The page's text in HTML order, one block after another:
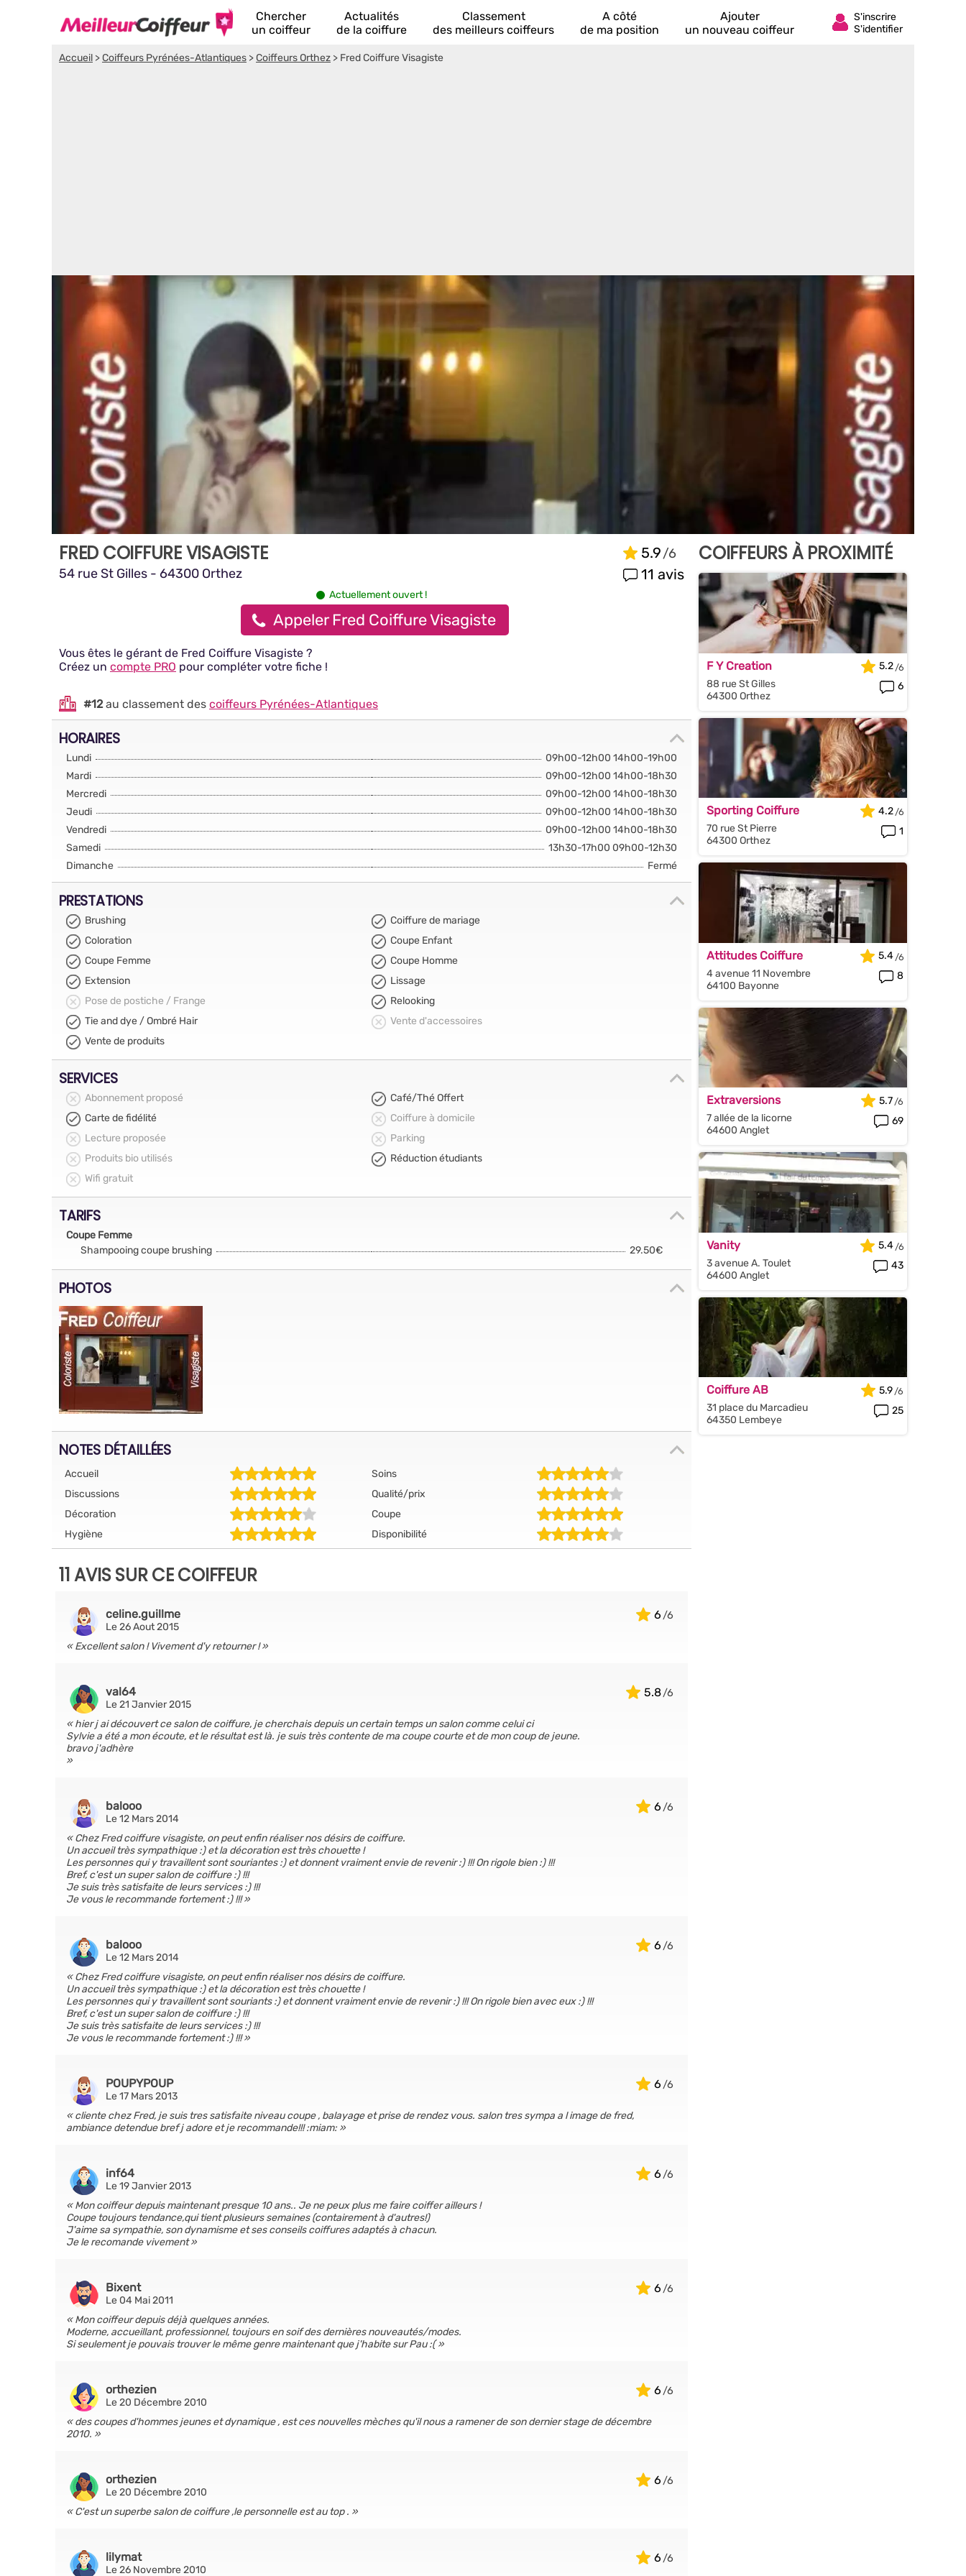
Chercher
un coiffeur
Actualités
de la coiffure
Classement
des meilleurs coiffeurs
A côté
de ma position
Ajouter
un nouveau coiffeur
Accueil >Coiffeurs Pyrénées-Atlantiques >Coiffeurs Orthez > Fred Coiffure Visagiste
FRED COIFFURE VISAGISTE
54 rue St Gilles - 64300 Orthez
5.9
11 avis
Actuellement ouvert !
Appeler Fred Coiffure Visagiste
Vous êtes le gérant de Fred Coiffure Visagiste ?
Créez un compte PRO pour compléter votre fiche !
#12au classement des coiffeurs Pyrénées-Atlantiques
HORAIRES
Lundi
09h00-12h00 14h00-19h00
Mardi
09h00-12h00 14h00-18h30
Mercredi
09h00-12h00 14h00-18h30
Jeudi
09h00-12h00 14h00-18h30
Vendredi
09h00-12h00 14h00-18h30
Samedi
13h30-17h00 09h00-12h30
Dimanche
Fermé
PRESTATIONS
Brushing
Coiffure de mariage
Coloration
Coupe Enfant
Coupe Femme
Coupe Homme
Extension
Lissage
Pose de postiche / Frange
Relooking
Tie and dye / Ombré Hair
Vente d'accessoires
Vente de produits
SERVICES
Abonnement proposé
Café/Thé Offert
Carte de fidélité
Coiffure à domicile
Lecture proposée
Parking
Produits bio utilisés
Réduction étudiants
Wifi gratuit
TARIFS
Coupe Femme
Shampooing coupe brushing
29.50€
PHOTOS
NOTES DÉTAILLÉES
Accueil
Soins
Discussions
Qualité/prix
Décoration
Coupe
Hygiène
Disponibilité
11 AVIS SUR CE COIFFEUR
6
celine.guillme
Le 26 Aout 2015
Excellent salon ! Vivement d'y retourner !
5.8
val64
Le 21 Janvier 2015
hier j ai découvert ce salon de coiffure, je cherchais depuis un certain temps un salon comme celui ci
Sylvie a été a mon écoute, et le résultat est là. je suis très contente de ma coupe courte et de mon coup de jeune.
bravo j'adhère
6
balooo
Le 12 Mars 2014
Chez Fred coiffure visagiste, on peut enfin réaliser nos désirs de coiffure.
Un accueil très sympathique :) et la décoration est très chouette !
Les personnes qui y travaillent sont souriantes :) et donnent vraiment envie de revenir :) !!! On rigole bien :) !!!
Bref, c'est un super salon de coiffure :) !!!
Je suis très satisfaite de leurs services :) !!!
Je vous le recommande fortement :) !!!
6
balooo
Le 12 Mars 2014
Chez Fred coiffure visagiste, on peut enfin réaliser nos désirs de coiffure.
Un accueil très sympathique :) et la décoration est très chouette !
Les personnes qui y travaillent sont souriants :) et donnent vraiment envie de revenir :) !!! On rigole bien avec eux :) !!!
Bref, c'est un super salon de coiffure :) !!!
Je suis très satisfaite de leurs services :) !!!
Je vous le recommande fortement :) !!!
6
POUPYPOUP
Le 17 Mars 2013
cliente chez Fred, je suis tres satisfaite niveau coupe , balayage et prise de rendez vous. salon tres sympa a l image de fred,
ambiance detendue bref j adore et je recommande!!! :miam:
6
inf64
Le 19 Janvier 2013
Mon coiffeur depuis maintenant presque 10 ans.. Je ne peux plus me faire coiffer ailleurs !
Coupe toujours tendance,qui tient plusieurs semaines (contairement à d'autres!)
J'aime sa sympathie, son dynamisme et ses conseils coiffures adaptés à chacun.
Je le recomande vivement
6
Bixent
Le 04 Mai 2011
Mon coiffeur depuis déjà quelques années.
Moderne, accueillant, professionnel, toujours en soif des dernières nouveautés/modes.
Si seulement je pouvais trouver le même genre maintenant que j'habite sur Pau :(
6
orthezien
Le 20 Décembre 2010
des coupes d'hommes jeunes et dynamique , est ces nouvelles mèches qu'il nous a ramener de son dernier stage de décembre
2010.
6
orthezien
Le 20 Décembre 2010
C'est un superbe salon de coiffure ,le personnelle est au top .
6
lilymat
Le 26 Novembre 2010
COIFFEURS À PROXIMITÉ
F Y Creation
88 rue St Gilles
64300 Orthez
5.2
6
Sporting Coiffure
70 rue St Pierre
64300 Orthez
4.2
1
Attitudes Coiffure
4 avenue 11 Novembre
64100 Bayonne
5.4
8
Extraversions
7 allée de la licorne
64600 Anglet
5.7
69
Vanity
3 avenue A. Toulet
64600 Anglet
5.4
43
Coiffure AB
31 place du Marcadieu
64350 Lembeye
5.9
25